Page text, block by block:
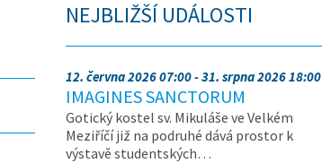
NEJBLIŽŠÍ UDÁLOSTI
12. června 2026 07:00 - 31. srpna 2026 18:00
IMAGINES SANCTORUM
Gotický kostel sv. Mikuláše ve Velkém
Meziříčí již na podruhé dává prostor k
výstavě studentských…